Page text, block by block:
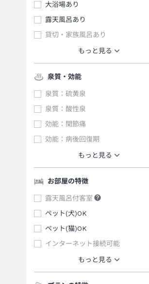
大浴場あり
露天風呂あり
貸切・家族風呂あり
もっと見る
泉質・効能
泉質：硫黄泉
泉質：酸性泉
効能：関節痛
効能：病後回復期
もっと見る
お部屋の特徴
露天風呂付客室
ペット(犬)OK
ペット(猫)OK
インターネット接続可能
もっと見る